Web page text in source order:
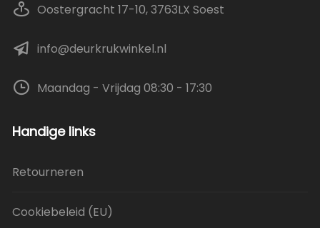
Oostergracht 17-10, 3763LX Soest
info@deurkrukwinkel.nl
Maandag - Vrijdag 08:30 - 17:30
Handige links
Retourneren
Cookiebeleid (EU)